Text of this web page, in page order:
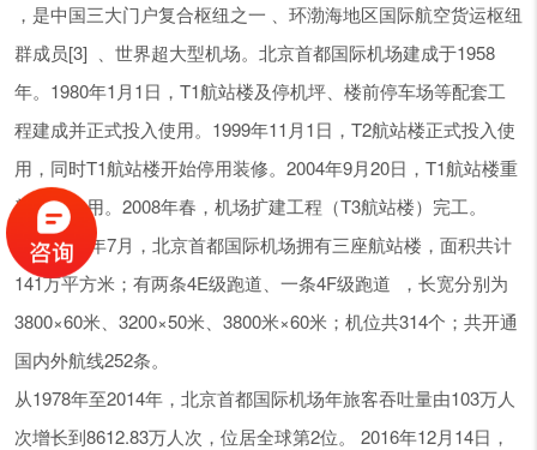
，是中国三大门户复合枢纽之一 、环渤海地区国际航空货运枢纽
群成员[3] 、世界超大型机场。北京首都国际机场建成于1958
年。1980年1月1日，T1航站楼及停机坪、楼前停车场等配套工
程建成并正式投入使用。1999年11月1日，T2航站楼正式投入使
用，同时T1航站楼开始停用装修。2004年9月20日，T1航站楼重
新投入使用。2008年春，机场扩建工程（T3航站楼）完工。
截至2017年7月，北京首都国际机场拥有三座航站楼，面积共计
141万平方米；有两条4E级跑道、一条4F级跑道 ，长宽分别为
3800×60米、3200×50米、3800米×60米；机位共314个；共开通
国内外航线252条。
从1978年至2014年，北京首都国际机场年旅客吞吐量由103万人
次增长到8612.83万人次，位居全球第2位。 2016年12月14日，